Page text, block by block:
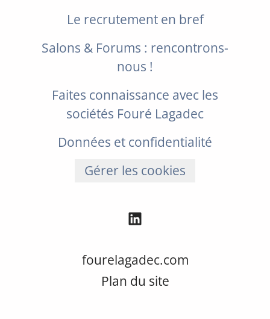
Le recrutement en bref
Salons & Forums : rencontrons-
nous !
Faites connaissance avec les
sociétés Fouré Lagadec
Données et confidentialité
Gérer les cookies
fourelagadec.com
Plan du site